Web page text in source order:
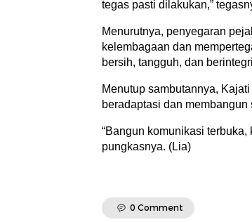
tegas pasti dilakukan,”
Menurutnya, penyegaran
kelembagaan dan
bersih, tangguh, dan
Menutup sambutannya,
beradaptasi dan
“Bangun komunikasi
pungkasnya. (Lia)
0 Comment